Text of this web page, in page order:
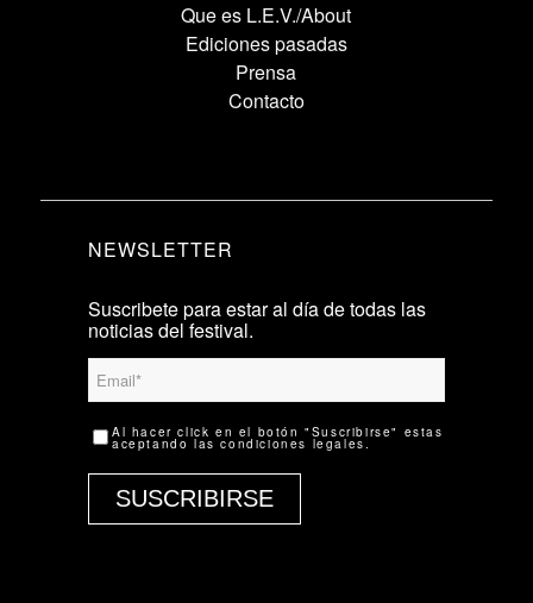
Que es L.E.V./About
Ediciones pasadas
Prensa
Contacto
NEWSLETTER
Suscribete para estar al día de todas las
noticias del festival.
Al hacer click en el botón "Suscribirse" estas
aceptando lascondiciones legales.